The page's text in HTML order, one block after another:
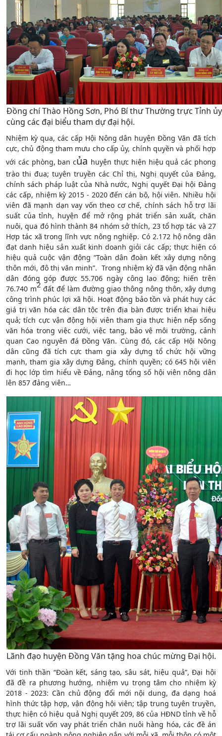
Đồng chí Thào Hồng Sơn, Phó Bí thư Thường trực Tỉnh
cùng các đại biểu tham dự đại hội.
Nhiệm kỳ qua, các cấp Hội Nông dân huyện Đồng Văn đã tích
cực, chủ động tham mưu cho cấp ủy, chính quyền và phối hợp
với các phòng, ban của huyện thực hiện hiệu quả các phong
trào thi đua; tuyên truyền các Chỉ thị, Nghị quyết của Đảng,
chính sách pháp luật của Nhà nước, Nghị quyết Đại hội Đảng
các cấp, nhiệm kỳ 2015 - 2020 đến cán bộ, hội viên. Nhiều hội
viên đã mạnh dạn vay vốn theo cơ chế, chính sách hỗ trợ lãi
suất của tỉnh, huyện để mở rộng phát triển sản xuất, chăn
nuôi, qua đó hình thành 84 nhóm sở thích, 23 tổ hợp tác và 27
Hợp tác xã trong lĩnh vực nông nghiệp. Có 2.172 hộ nông dân
đạt danh hiệu sản xuất kinh doanh giỏi các cấp; thực hiện có
hiệu quả cuộc vận động “Toàn dân đoàn kết xây dựng nông
thôn mới, đô thị văn minh”. Trong nhiệm kỳ đã vận động nhân
dân đóng góp được 55.706 ngày công lao động; hiến trên
76.740 m2 đất để làm đường giao thông nông thôn, xây dựng
công trình phúc lợi xã hội. Hoạt động bảo tồn và phát huy các
giá trị văn hóa các dân tộc trên địa bàn được triển khai hiệu
quả; tích cực vận động hội viên tham gia thực hiện nếp sống
văn hóa trong việc cưới, việc tang, bảo vệ môi trường, cảnh
quan Cao nguyên đá Đồng Văn. Cùng đó, các cấp Hội Nông
dân cũng đã tích cực tham gia xây dựng tổ chức hội vững
mạnh, tham gia xây dựng Đảng, chính quyền; có 645 hội viên
đi học lớp tìm hiểu về Đảng, nâng tổng số hội viên nông dân
lên 857 đảng viên…
Lãnh đạo huyện Đồng Văn tặng hoa chúc mừng Đại hội.
Với tinh thần “Đoàn kết, sáng tạo, sâu sát, hiệu quả”, Đại hội
đã đề ra phương hướng, nhiệm vụ trọng tâm cho nhiệm kỳ
2018 - 2023: Cần chủ động đổi mới nội dung, đa dạng hoá
hình thức tập hợp, vận động hội viên; tập trung tuyên truyền,
thực hiện có hiệu quả Nghị quyết 209, 86 của HĐND tỉnh về hỗ
trợ lãi suất vốn vay phát triển chăn nuôi hàng hóa, các đề án